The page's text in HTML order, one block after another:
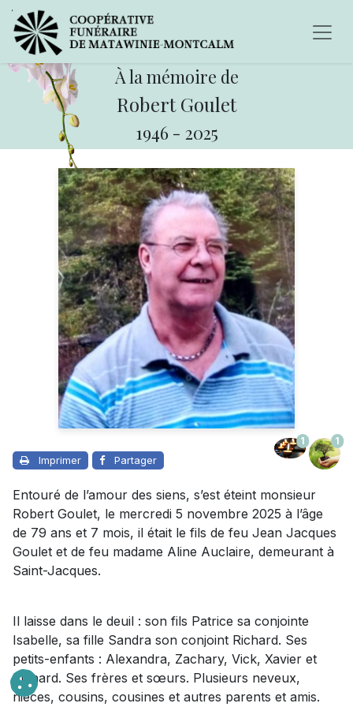
À la mémoire de
Robert Goulet
1946 - 2025
Imprimer Partager
1 1
Entouré de l’amour des siens, s’est éteint monsieur
Robert Goulet, le mercredi 5 novembre 2025 à l’âge
de 79 ans et 7 mois, il était le fils de feu Jean Jacques
Goulet et de feu madame Aline Auclaire, demeurant à
Saint-Jacques.
Il laisse dans le deuil : son fils Patrice sa conjointe
Isabelle, sa fille Sandra son conjoint Richard. Ses
petits-enfants : Alexandra, Zachary, Vick, Xavier et
Richard. Ses frères et sœurs. Plusieurs neveux,
nièces, cousins, cousines et autres parents et amis.